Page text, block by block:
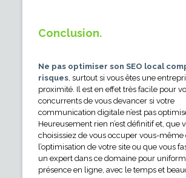
Conclusion.
Ne pas optimiser son SEO local
risques, surtout si vous êtes une
proximité. Il est en effet très facile pour
concurrents de vous devancer si votre
communication digitale n’est pas
Heureusement rien n’est définitif et, que
choisissiez de vous occuper vous-même
l’optimisation de votre site ou que vous
un expert dans ce domaine pour
présence en ligne, avec le temps et